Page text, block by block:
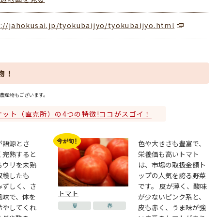
jahokusai.jp/tyokubaijyo/tyokubaijyo.html
物もございます。
ト（直売所）の4つの特徴!ココがスゴイ！
語源とさ
熟すると
ウリを未熟
したも
しく、さ
で、体を
やしてくれ
トマト
夏 春
色や大きさも豊富で、
栄養価も高いトマト
は、市場の取扱金額ト
ップの人気を誇る野菜
です。 皮が薄く、酸味
が少ないピンク系と、
皮も赤く、うま味が強